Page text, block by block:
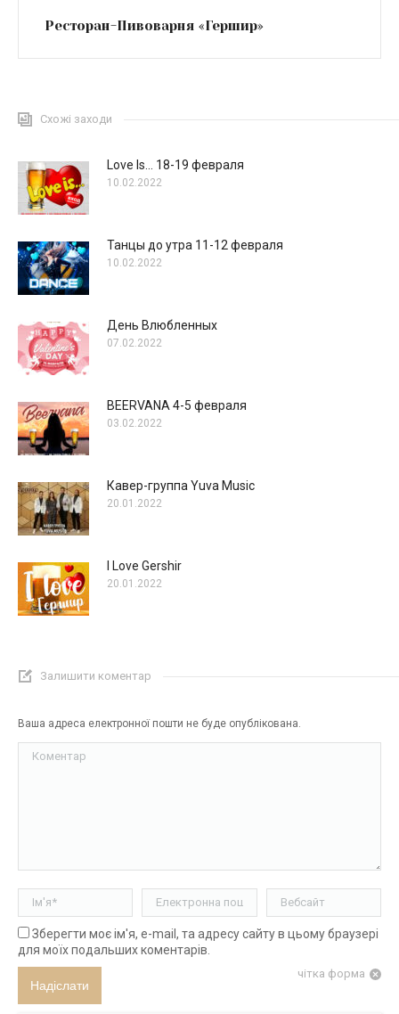
Ресторан-Пивоварня «Гершир»
Схожі заходи
Love Is… 18-19 февраля
10.02.2022
Танцы до утра 11-12 февраля
10.02.2022
День Влюбленных
07.02.2022
BEERVANA 4-5 февраля
03.02.2022
Кавер-группа Yuva Music
20.01.2022
I Love Gershir
20.01.2022
Залишити коментар
Ваша адреса електронної пошти не буде опублікована.
Коментар
Ім'я * Електронна пошта * Вебсайт
Зберегти моє ім'я, e-mail, та адресу сайту в цьому браузері
для моїх подальших коментарів.
чітка форма
Надіслати